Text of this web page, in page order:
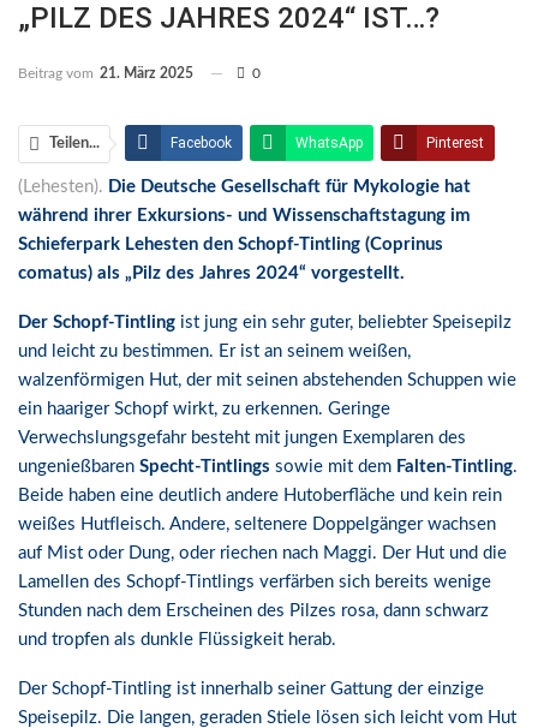
„PILZ DES JAHRES 2024“ IST…?
Beitrag vom 21. März 2025 0
Teilen... Facebook WhatsApp Pinterest
Email Linkedin Telegram
Facebook Messenger
(Lehesten). Die Deutsche Gesellschaft für Mykologie hat
während ihrer Exkursions- und Wissenschaftstagung im
Schieferpark Lehesten den Schopf-Tintling (Coprinus
comatus) als „Pilz des Jahres 2024“ vorgestellt.
Der Schopf-Tintling ist jung ein sehr guter, beliebter Speisepilz
und leicht zu bestimmen. Er ist an seinem weißen,
walzenförmigen Hut, der mit seinen abstehenden Schuppen wie
ein haariger Schopf wirkt, zu erkennen. Geringe
Verwechslungsgefahr besteht mit jungen Exemplaren des
ungenießbaren Specht-Tintlings sowie mit dem Falten-Tintling.
Beide haben eine deutlich andere Hutoberfläche und kein rein
weißes Hutfleisch. Andere, seltenere Doppelgänger wachsen
auf Mist oder Dung, oder riechen nach Maggi. Der Hut und die
Lamellen des Schopf-Tintlings verfärben sich bereits wenige
Stunden nach dem Erscheinen des Pilzes rosa, dann schwarz
und tropfen als dunkle Flüssigkeit herab.
Der Schopf-Tintling ist innerhalb seiner Gattung der einzige
Speisepilz. Die langen, geraden Stiele lösen sich leicht vom Hut